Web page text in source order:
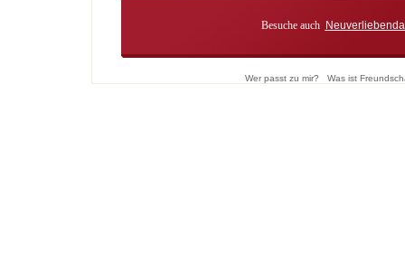
Besuche auch
Wer passt zu mir? Was ist